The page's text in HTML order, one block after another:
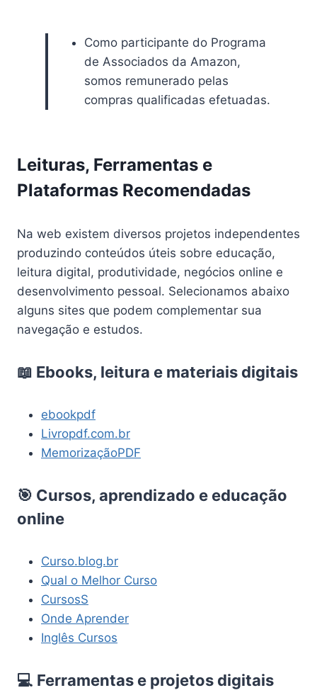
Como participante do Programa
de Associados da Amazon,
somos remunerado pelas
compras qualificadas efetuadas.
Leituras, Ferramentas e
Plataformas Recomendadas
Na web existem diversos projetos independentes
produzindo conteúdos úteis sobre educação,
leitura digital, produtividade, negócios online e
desenvolvimento pessoal. Selecionamos abaixo
alguns sites que podem complementar sua
navegação e estudos.
📖 Ebooks, leitura e materiais digitais
ebookpdf
Livropdf.com.br
MemorizaçãoPDF
🎯 Cursos, aprendizado e educação
online
Curso.blog.br
Qual o Melhor Curso
CursosS
Onde Aprender
Inglês Cursos
💻 Ferramentas e projetos digitais